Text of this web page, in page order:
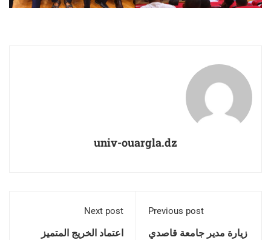
univ-ouargla.dz
Previous post
زيارة مدير جامعة قاصدي
Next post
اعتماد الخريج المتميز